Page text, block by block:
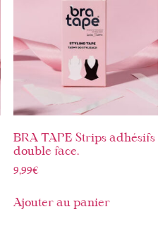
BRA TAPE Strips adhésifs
double face.
9,99€
Ajouter au panier